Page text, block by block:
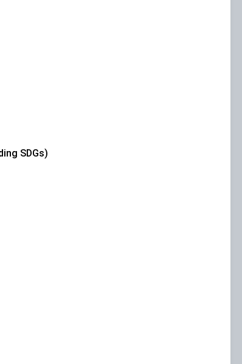
SDGs)